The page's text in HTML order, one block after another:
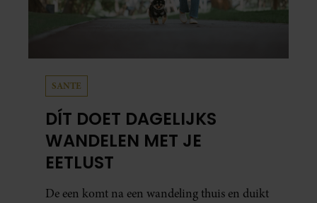
SANTE
DÍT DOET DAGELIJKS
WANDELEN MET JE
EETLUST
De een komt na een wandeling thuis en duikt